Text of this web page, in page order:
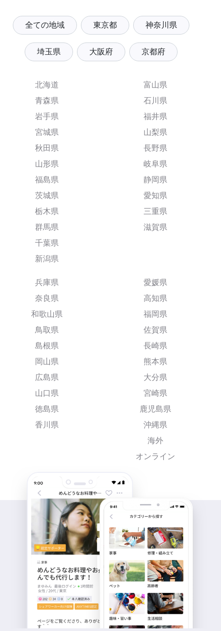
全ての地域 東京都 神奈川県
埼玉県 大阪府 京都府
北海道
青森県
岩手県
宮城県
秋田県
山形県
福島県
茨城県
栃木県
群馬県
千葉県
新潟県
富山県
石川県
福井県
山梨県
長野県
岐阜県
静岡県
愛知県
三重県
滋賀県
兵庫県
奈良県
和歌山県
鳥取県
島根県
岡山県
広島県
山口県
徳島県
香川県
愛媛県
高知県
福岡県
佐賀県
長崎県
熊本県
大分県
宮崎県
鹿児島県
沖縄県
海外
オンライン